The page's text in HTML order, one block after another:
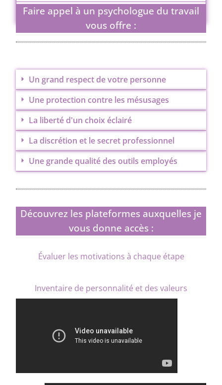
La formule personnalité, motivations et valeurs
Faire appel à un psychologue du travail
vous offre :
Un grand respect de votre personne
Une protection contre les mésusages
La liberté d'un choix éclairé
La discrétion et le secret professionnel
Une grande qualité des outils employés
Découvrez les plateformes auxquelles je
vous donne accès :
Évaluer les motivations à chaque étape
Inventaire de personnalité et des valeurs